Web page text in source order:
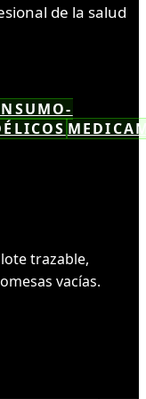
de la salud
trazable,
vacías.